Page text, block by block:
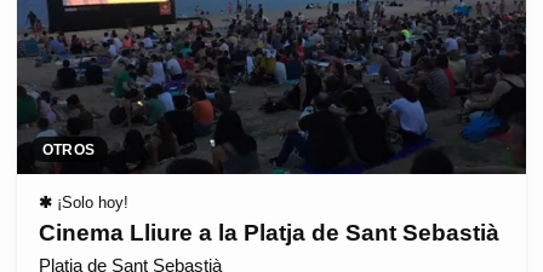
OTROS
✱ ¡Solo hoy!
Cinema Lliure a la Platja de Sant Sebastià
Platja de Sant Sebastià